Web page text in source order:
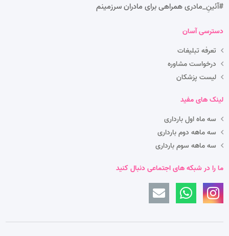
#آئینِ_مادریهمراهی برای مادران سرزمینم
دسترسی آسان
تعرفه تبلیغات
درخواست مشاوره
لیست پزشکان
لینک های مفید
سه ماه اول بارداری
سه ماهه دوم بارداری
سه ماهه سوم بارداری
ما را در شبکه های اجتماعی دنبال کنید